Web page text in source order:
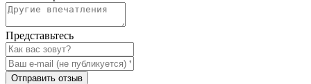
Представьтесь
Отправить отзыв